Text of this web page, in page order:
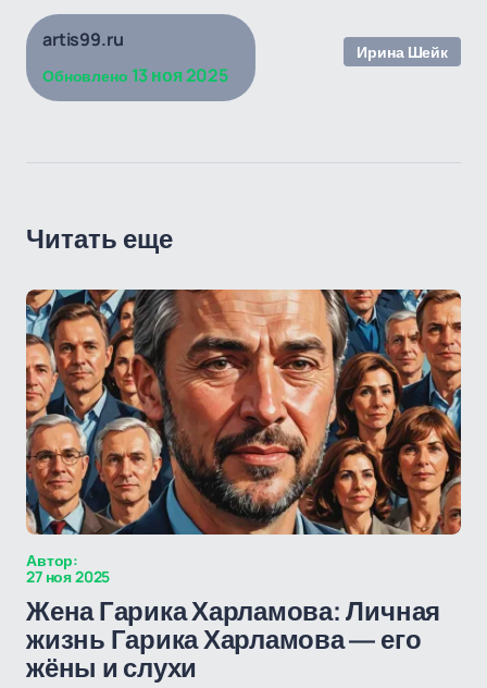
artis99.ru
Обновлено 13 ноя 2025
Ирина Шейк
Читать еще
Автор:
27 ноя 2025
Жена Гарика Харламова: Личная
жизнь Гарика Харламова — его
жёны и слухи